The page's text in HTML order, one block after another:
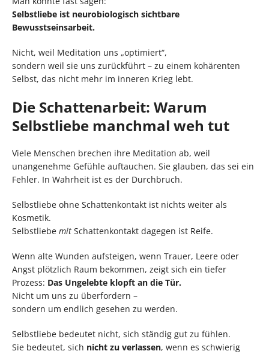
Selbstliebe ist neurobiologisch sichtbare
Bewusstseinsarbeit.
Nicht, weil Meditation uns „optimiert“,
sondern weil sie uns zurückführt – zu einem kohärenten
Selbst, das nicht mehr im inneren Krieg lebt.
Die Schattenarbeit: Warum
Selbstliebe manchmal weh tut
Viele Menschen brechen ihre Meditation ab, weil
unangenehme Gefühle auftauchen. Sie glauben, das sei ein
Fehler. In Wahrheit ist es der Durchbruch.
Selbstliebe ohne Schattenkontakt ist nichts weiter als
Kosmetik.
Selbstliebe mit Schattenkontakt dagegen ist Reife.
Wenn alte Wunden aufsteigen, wenn Trauer, Leere oder
Angst plötzlich Raum bekommen, zeigt sich ein tiefer
Prozess: Das Ungelebte klopft an die Tür.
Nicht um uns zu überfordern –
sondern um endlich gesehen zu werden.
Selbstliebe bedeutet nicht, sich ständig gut zu fühlen.
Sie bedeutet, sich nicht zu verlassen, wenn es schwierig